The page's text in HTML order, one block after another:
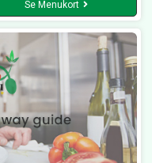
Se Menukort